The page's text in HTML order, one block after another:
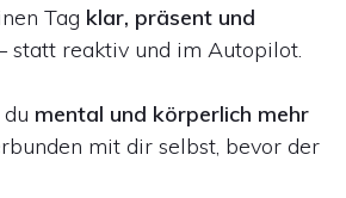
Tag klar, präsent und
statt reaktiv und im Autopilot.
mental und körperlich mehr
mit dir selbst, bevor der